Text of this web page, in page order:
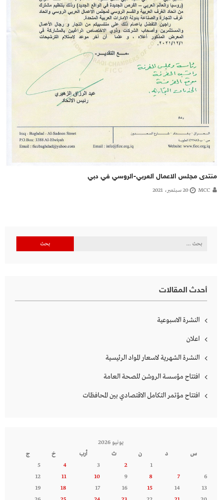
منتدى مجلس الاعمال العربي-الروسي في دبي
MCC 20 سبتمبر، 2021
البحث
أحدث المقالات
النشرة الاسبوعية
اعلان
النشرة الشهرية لاسعار المواد الرئيسية
افتتاح مؤسسة الروشن للصحة العامة
افتتاح مؤتمر التكامل الاقتصادي بين المحافظات
يونيو 2026
س
د ن ث أرب خ
ج
1
2
3
4
5
6
7
8
9
10
11
12
13
14
15
16
17
18
19